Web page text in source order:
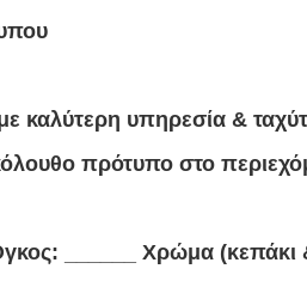
καλύτερη υπηρεσία &
πρότυπο στο
______ Χρώμα (κεπάκι